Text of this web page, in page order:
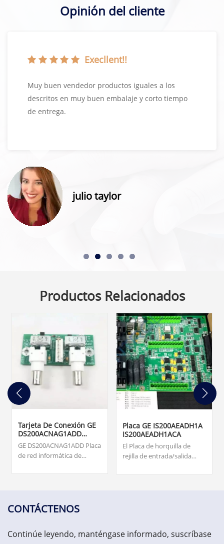
Opinión del cliente
Execllent!!
Muy buen vendedor productos iguales a los
descritos en muy buen embalaje y corto tiempo
de entrega.
julio taylor
Productos Relacionados
Tarjeta De Conexión GE
DS200ACNAG1ADD
ARCNET
GE DS200ACNAG1ADD Placa
de red informática de
(ARCNET). Origen... tarjetas,
sistema de protección de
activos. US$3.000,00
Placa GE IS200AEADH1A
IS200AEADH1ACA
El Placa de horquilla de
rejilla de entrada/salida
fabricado por la empresa
turbinas eólicas.
CONTÁCTENOS
Continúe leyendo, manténgase informado, suscríbase